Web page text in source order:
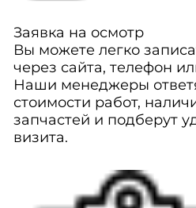
Заявка на осмотр
Вы можете легко
через сайта, телефон
Наши менеджеры
стоимости работ,
запчастей и подберут
визита.